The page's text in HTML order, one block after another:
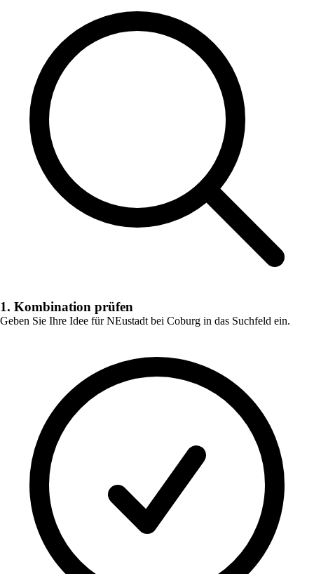
1. Kombination prüfen
Geben Sie Ihre Idee fürNEustadt bei Coburg in das Suchfeld ein.